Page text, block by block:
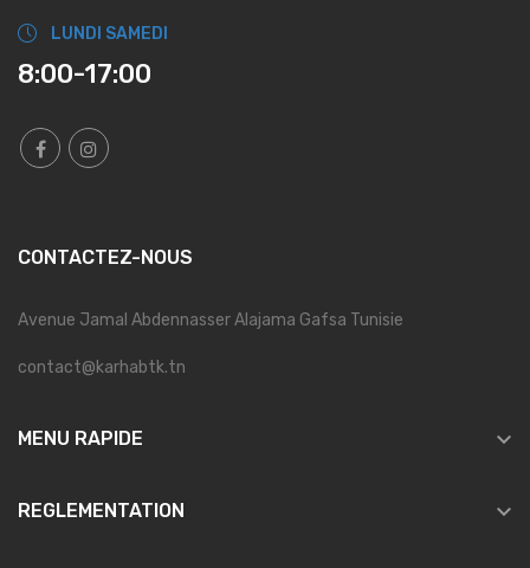
LUNDI SAMEDI
8:00-17:00
CONTACTEZ-NOUS
Avenue Jamal Abdennasser Alajama Gafsa Tunisie
contact@karhabtk.tn
MENU RAPIDE 
REGLEMENTATION 